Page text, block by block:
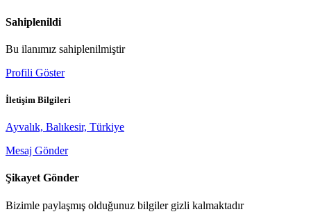
Sahiplenildi
Bu ilanımız sahiplenilmiştir
Profili Göster
İletişim Bilgileri
Ayvalık, Balıkesir, Türkiye
Mesaj Gönder
Şikayet Gönder
Bizimle paylaşmış olduğunuz bilgiler gizli kalmaktadır